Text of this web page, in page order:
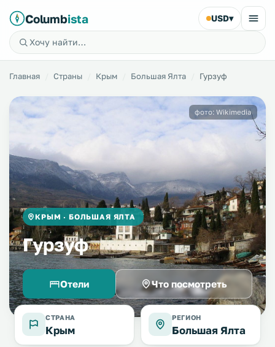
Columbista USD▾
Главная Страны Крым Большая Ялта Гурзуф
КРЫМ · БОЛЬШАЯ ЯЛТА
Гурзуф
Отели Что посмотреть
фото: Wikimedia
СТРАНА
Крым
РЕГИОН
Большая Ялта